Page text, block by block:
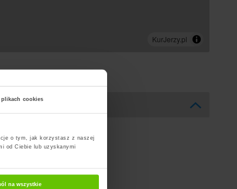
plikach cookies
o tym, jak korzystasz z naszej
od Ciebie lub uzyskanymi
na wszystkie